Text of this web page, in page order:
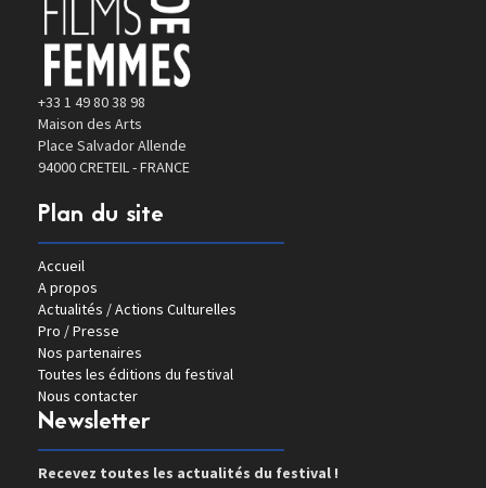
+33 1 49 80 38 98
Maison des Arts
Place Salvador Allende
94000 CRETEIL - FRANCE
Plan du site
Accueil
A propos
Actualités / Actions Culturelles
Pro / Presse
Nos partenaires
Toutes les éditions du festival
Nous contacter
Newsletter
Recevez toutes les actualités du festival !